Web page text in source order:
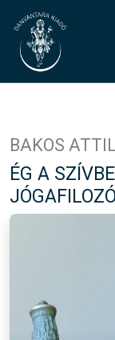
BAKOS
ÉG A